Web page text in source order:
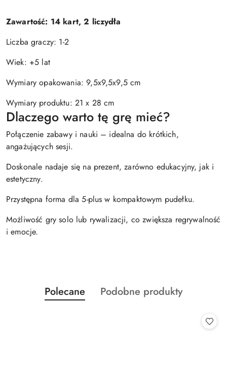
Zawartość: 14 kart, 2 liczydła
Liczba graczy: 1-2
Wiek: +5 lat
Wymiary opakowania: 9,5x9,5x9,5 cm
Wymiary produktu: 21 x 28 cm
Dlaczego warto tę grę mieć?
Połączenie zabawy i nauki – idealna do krótkich,
angażujących sesji.
Doskonale nadaje się na prezent, zarówno edukacyjny, jak i
estetyczny.
Przystępna forma dla 5-plus w kompaktowym pudełku.
Możliwość gry solo lub rywalizacji, co zwiększa regrywalność
i emocje.
Pomiń karuzelę produktów
Produkty
o
Polecane
Produkty
Podobne produkty